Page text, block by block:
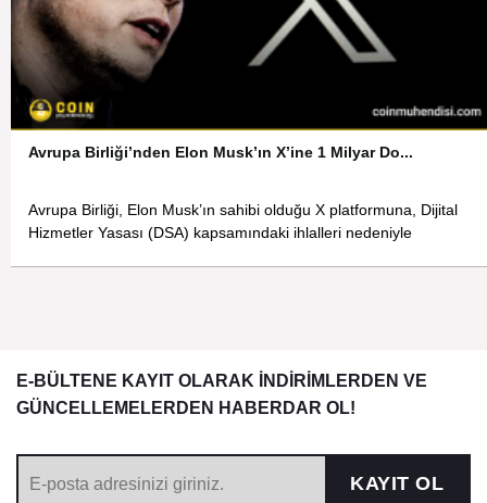
Avrupa Birliği’nden Elon Musk’ın X’ine 1 Milyar Do...
Avrupa Birliği, Elon Musk’ın sahibi olduğu X platformuna, Dijital
Hizmetler Yasası (DSA) kapsamındaki ihlalleri nedeniyle
E-BÜLTENE KAYIT OLARAK İNDİRİMLERDEN VE
GÜNCELLEMELERDEN HABERDAR OL!
KAYIT OL